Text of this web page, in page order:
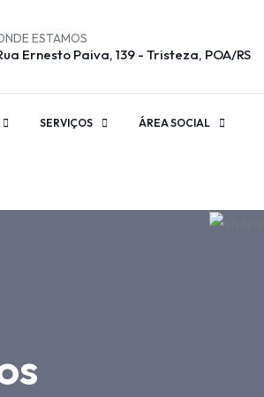
ESTAMOS
Ernesto Paiva, 139 - Tristeza, POA/RS
SERVIÇOS ÁREA SOCIAL